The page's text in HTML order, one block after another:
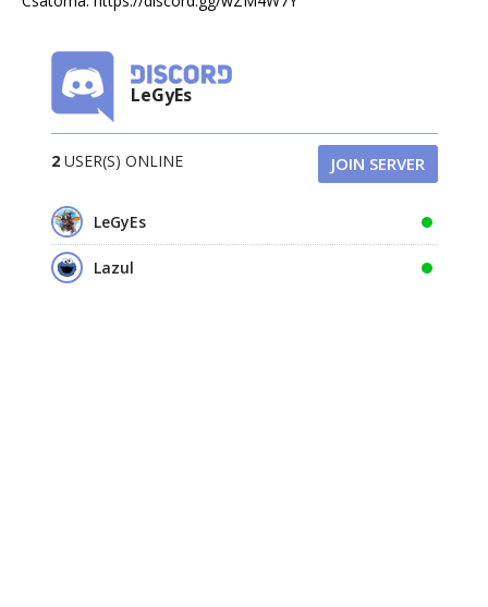
LeGyEs
2USER(S) ONLINE JOIN SERVER
LeGyEs
Lazul